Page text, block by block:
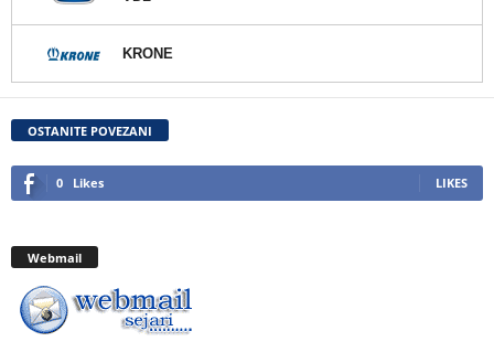
KRONE
OSTANITE POVEZANI
0 Likes LIKES
Webmail